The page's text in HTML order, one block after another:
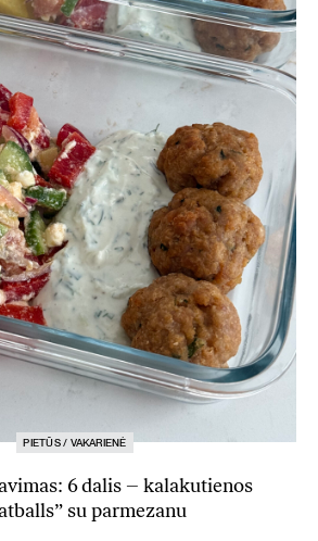
PIETŪS / VAKARIENĖ
6 dalis – kalakutienos
su parmezanu